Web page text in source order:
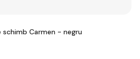
schimb Carmen - negru